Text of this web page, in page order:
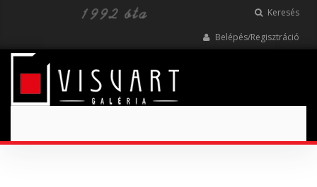
Keresés
Belépés/Regisztráció